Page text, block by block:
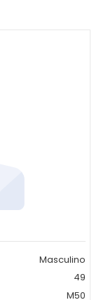
Masculino
49
M50